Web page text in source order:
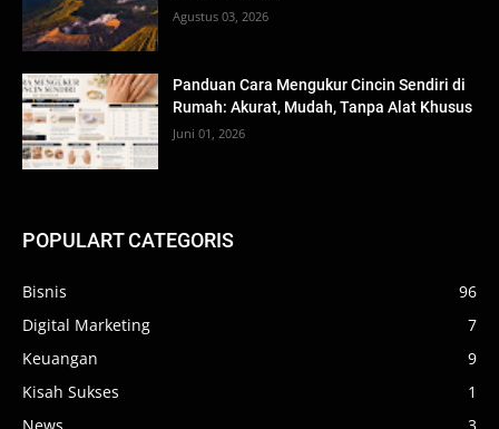
Agustus 03, 2026
Panduan Cara Mengukur Cincin Sendiri di
Rumah: Akurat, Mudah, Tanpa Alat Khusus
Juni 01, 2026
POPULART CATEGORIS
Bisnis
96
Digital Marketing
7
Keuangan
9
Kisah Sukses
1